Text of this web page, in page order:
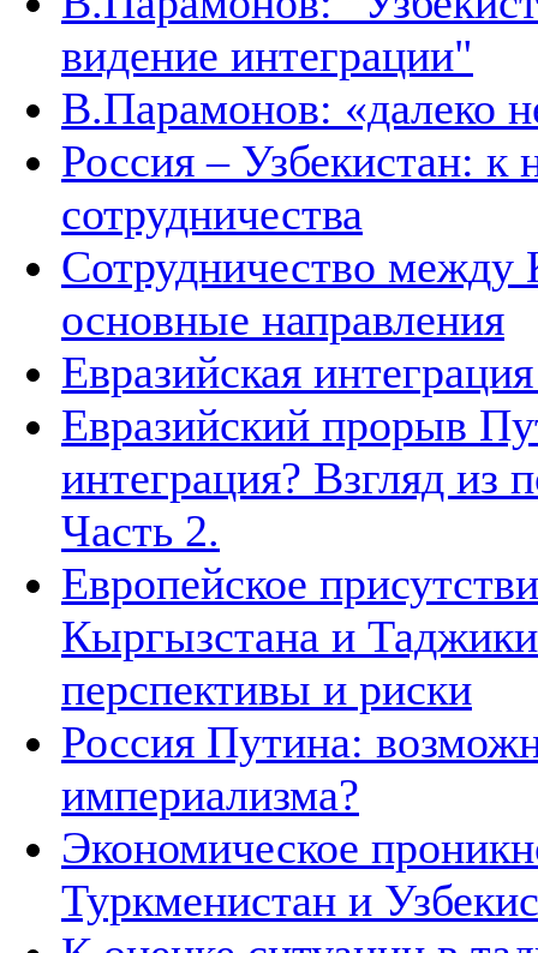
видение интеграции"
В.Парамонов: «далеко
Россия – Узбекистан: к
сотрудничества
Сотрудничество между
основные направления
Евразийская
Евразийский прорыв
интеграция? Взгляд из
Часть 2.
Европейское
Кыргызстана и
перспективы и риски
Россия Путина:
империализма?
Экономическое
Туркменистан и